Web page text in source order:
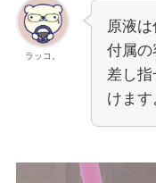
ラッコ。
原液は
付属の
差し
けます